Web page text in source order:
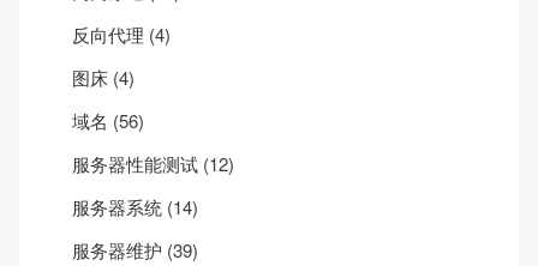
反向代理 (4)
图床 (4)
域名 (56)
服务器性能测试 (12)
服务器系统 (14)
服务器维护 (39)